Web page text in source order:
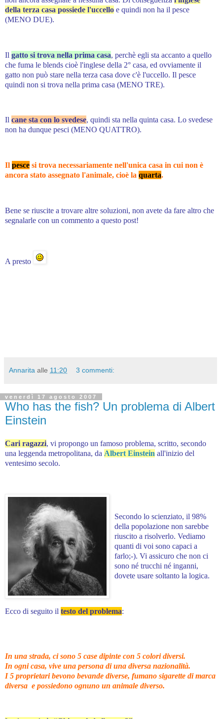
della terza casa possiede l'uccello e quindi non ha il pesce
(MENO DUE).
Il gatto si trova nella prima casa, perchè egli sta accanto a quello
che fuma le blends cioè l'inglese della 2° casa, ed ovviamente il
gatto non può stare nella terza casa dove c'è l'uccello. Il pesce
quindi non si trova nella prima casa (MENO TRE).
Il cane sta con lo svedese, quindi sta nella quinta casa. Lo svedese
non ha dunque pesci (MENO QUATTRO).
Il pesce si trova necessariamente nell'unica casa in cui non è
ancora stato assegnato l'animale, cioè la quarta.
Bene se riuscite a trovare altre soluzioni, non avete da fare altro che
segnalarle con un commento a questo post!
A presto
Annarita alle 11:20 3 commenti:
venerdì 17 agosto 2007
Who has the fish? Un problema di Albert
Einstein
Cari ragazzi, vi propongo un famoso problema, scritto, secondo
una leggenda metropolitana, da Albert Einstein all'inizio del
ventesimo secolo.
Secondo lo scienziato, il 98%
della popolazione non sarebbe
riuscito a risolverlo. Vediamo
quanti di voi sono capaci a
farlo;-). Vi assicuro che non ci
sono né trucchi né inganni,
dovete usare soltanto la logica.
Ecco di seguito il testo del problema:
In una strada, ci sono 5 case dipinte con 5 colori diversi.
In ogni casa, vive una persona di una diversa nazionalità.
I 5 proprietari bevono bevande diverse, fumano sigarette di marca
diversa e possiedono ognuno un animale diverso.